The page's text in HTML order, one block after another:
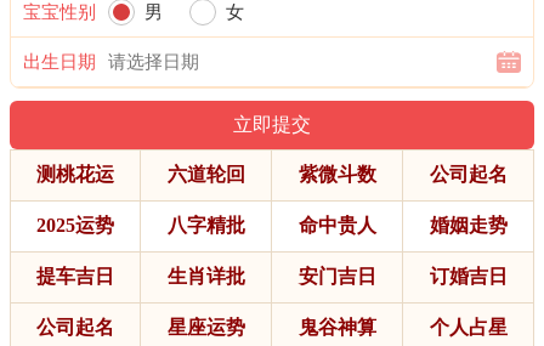
宝宝性别 男 女
出生日期
测桃花运 六道轮回 紫微斗数 公司起名
2025运势 八字精批 命中贵人 婚姻走势
提车吉日 生肖详批 安门吉日 订婚吉日
公司起名 星座运势 鬼谷神算 个人占星